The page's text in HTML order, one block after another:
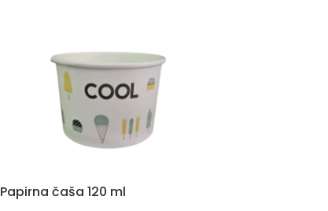
Papirna čaša 120 ml